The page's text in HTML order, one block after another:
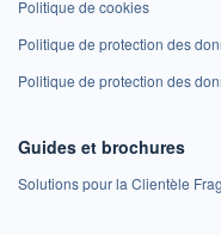
Politique de cookies
Politique de protection des
Politique de protection des
Guides et brochures
Solutions pour la Clientèle